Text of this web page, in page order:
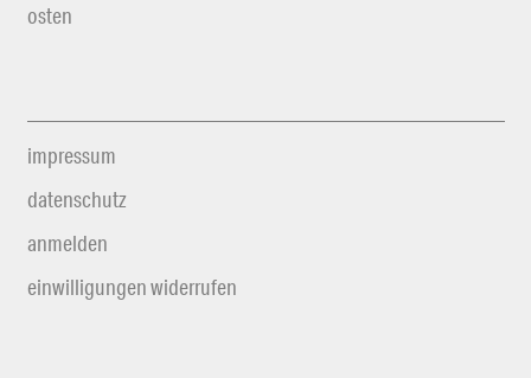
osten
impressum
datenschutz
anmelden
einwilligungen widerrufen